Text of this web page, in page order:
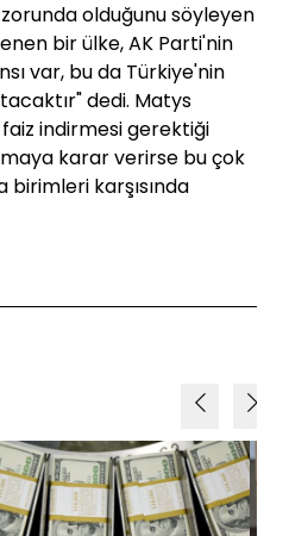
olduğunu söyleyen
bir ülke, AK Parti'nin
var, bu da Türkiye'nin
dedi. Matys
faiz indirmesi gerektiği
karar verirse bu çok
karşısında